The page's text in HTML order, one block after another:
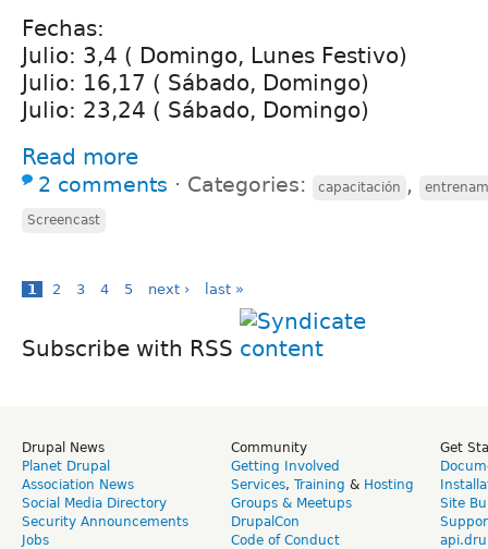
Fechas:
Julio: 3,4 ( Domingo, Lunes Festivo)
Julio: 16,17 ( Sábado, Domingo)
Julio: 23,24 ( Sábado, Domingo)
Read more
2 comments ⋅ Categories: capacitación ,
Screencast
1 2 3 4 5 next › last »
Subscribe with RSS
Drupal News
Planet Drupal
Association News
Social Media Directory
Security Announcements
Jobs
Community
Getting Involved
Services, Training & Hosting
Groups & Meetups
DrupalCon
Code of Conduct
Get
Site